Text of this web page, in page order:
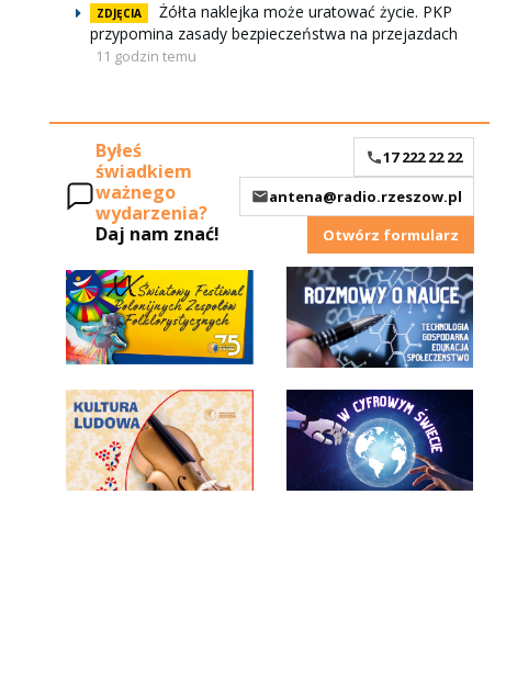
ZDJĘCIA
Żółta naklejka może uratować życie. PKP
przypomina zasady bezpieczeństwa na przejazdach
11 godzin temu
Byłeś
świadkiem
ważnego
wydarzenia?
Daj nam znać!
17 222 22 22
antena@radio.rzeszow.pl
Otwórz formularz